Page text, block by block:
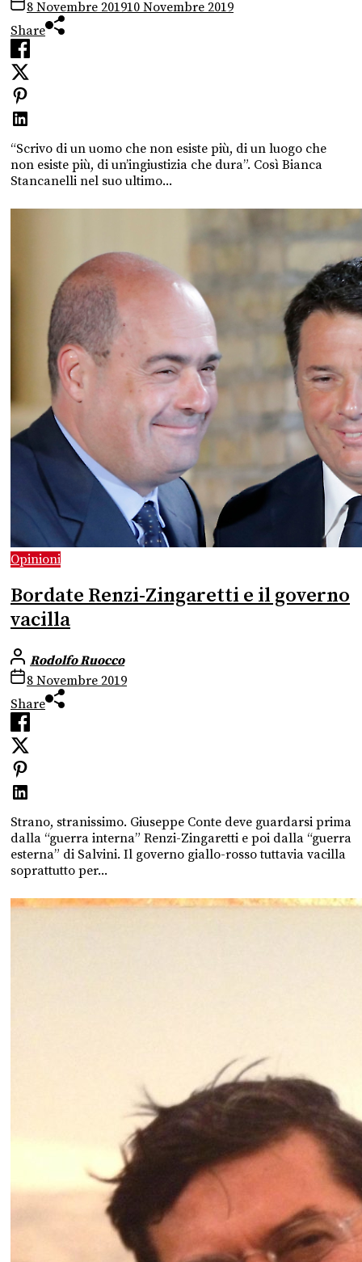
8 Novembre 201910 Novembre 2019
Share
“Scrivo di un uomo che non esiste più, di un luogo che
non esiste più, di un’ingiustizia che dura”. Così Bianca
Stancanelli nel suo ultimo...
Opinioni
Bordate Renzi-Zingaretti e il governo
vacilla
Rodolfo Ruocco
8 Novembre 2019
Share
Strano, stranissimo. Giuseppe Conte deve guardarsi prima
dalla “guerra interna” Renzi-Zingaretti e poi dalla “guerra
esterna” di Salvini. Il governo giallo-rosso tuttavia vacilla
soprattutto per...